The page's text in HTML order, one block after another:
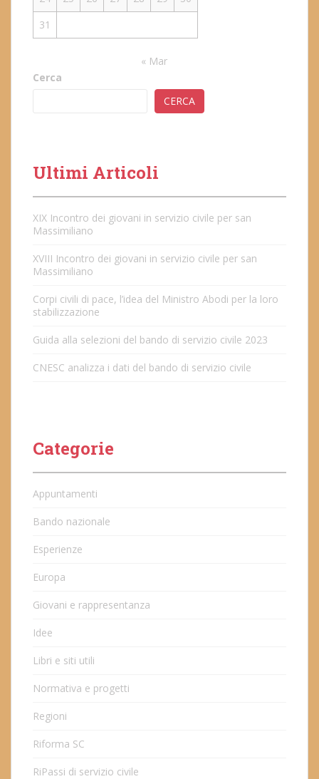
31
« Mar
Cerca
CERCA
Ultimi Articoli
XIX Incontro dei giovani in servizio civile per san
Massimiliano
XVIII Incontro dei giovani in servizio civile per san
Massimiliano
Corpi civili di pace, l’idea del Ministro Abodi per la loro
stabilizzazione
Guida alla selezioni del bando di servizio civile 2023
CNESC analizza i dati del bando di servizio civile
Categorie
Appuntamenti
Bando nazionale
Esperienze
Europa
Giovani e rappresentanza
Idee
Libri e siti utili
Normativa e progetti
Regioni
Riforma SC
RiPassi di servizio civile